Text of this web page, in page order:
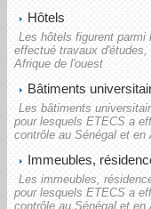
Hôtels
Les hôtels figurent
effectué travaux
Afrique de l'ouest
Bâtiments
Les bâtiments
pour lesquels ETECS a
contrôle au Sénégal et en
Immeubles,
Les immeubles,
pour lesquels ETECS a
contrôle au Sénégal et en